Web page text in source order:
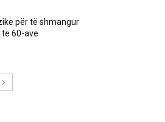
për të shmangur
60-ave